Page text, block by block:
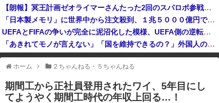
【朗報】冥王計画ゼオライマーさんたった2回のスパロボ参戦で大人気ロボ作品に
「日本製メモリ」に世界中から注文殺到、１兆５０００億円で工場増築へ
UEFAとFIFAの争いが完全に泥沼化した模様、UEFA側の逆転敗北すらあり得るような情勢に……
「あきれてモノが言えない」「国を維持できるの？」外国人の永住許可要件の厳格化で在日中国人の本音は？
渡邊渚さん、近況報告「最近は落ち着いてきてます」
一部のコンテンツが表示されなくなったり、サイト全体のレイアウトが崩れ
たりする場合があります。
ホーム ２ちゃんねる・５ちゃんねる
期間工から正社員登用されたワイ、5年目にし
てようやく期間工時代の年収上回る…！